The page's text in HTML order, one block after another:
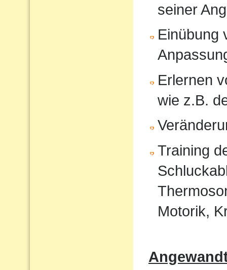
seiner
Einübung
Erlernen
wie z.B.
Training
Motorik,